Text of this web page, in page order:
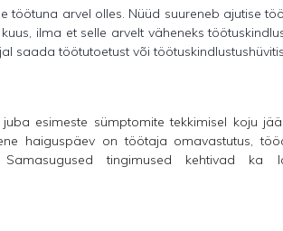
arvel olles. Nüüd suureneb ajutise
ilma et selle arvelt väheneks
saada töötutoetust või
esimeste sümptomite tekkimisel koju
haiguspäev on töötaja omavastutus,
tingimused kehtivad ka